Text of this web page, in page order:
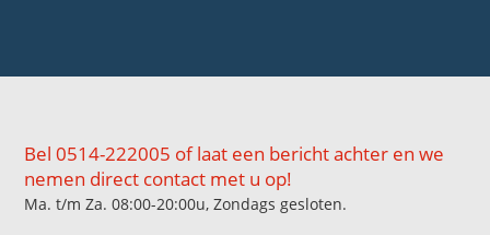
Bel 0514-222005 of laat een bericht achter en we
nemen direct contact met u op!
Ma. t/m Za. 08:00-20:00u, Zondags gesloten.